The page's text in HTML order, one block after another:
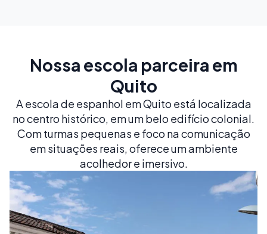
Nossa escola parceira em
Quito
A escola de espanhol em Quito está localizada
no centro histórico, em um belo edifício colonial.
Com turmas pequenas e foco na comunicação
em situações reais, oferece um ambiente
acolhedor e imersivo.